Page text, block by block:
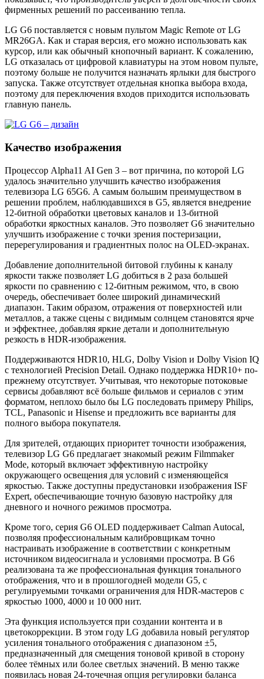
фирменных решений по рассеиванию тепла.
LG G6 поставляется с новым пультом Magic Remote от LG
MR26GA. Как и старая версия, его можно использовать как
курсор, или как обычный кнопочный вариант. К сожалению,
LG отказалась от цифровой клавиатуры на этом новом пульте,
поэтому больше не получится назначать ярлыки для быстрого
запуска. Также отсутствует отдельная кнопка выбора входа,
поэтому для переключения входов приходится использовать
главную панель.
Качество изображения
Процессор Alpha11 AI Gen 3 – вот причина, по которой LG
удалось значительно улучшить качество изображения
телевизора LG 65G6. А самым большим преимуществом в
решении проблем, наблюдавшихся в G5, является внедрение
12-битной обработки цветовых каналов и 13-битной
обработки яркостных каналов. Это позволяет G6 значительно
улучшить изображение с точки зрения постеризации,
перерегулирования и градиентных полос на OLED-экранах.
Добавление дополнительной битовой глубины к каналу
яркости также позволяет LG добиться в 2 раза большей
яркости по сравнению с 12-битным режимом, что, в свою
очередь, обеспечивает более широкий динамический
диапазон. Таким образом, отражения от поверхностей или
металлов, а также сцены с видимым солнцем становятся ярче
и эффектнее, добавляя яркие детали и дополнительную
резкость в HDR-изображения.
Поддерживаются HDR10, HLG, Dolby Vision и Dolby Vision IQ
с технологией Precision Detail. Однако поддержка HDR10+ по-
прежнему отсутствует. Учитывая, что некоторые потоковые
сервисы добавляют всё больше фильмов и сериалов с этим
форматом, неплохо было бы LG последовать примеру Philips,
TCL, Panasonic и Hisense и предложить все варианты для
полного выбора покупателя.
Для зрителей, отдающих приоритет точности изображения,
телевизор LG G6 предлагает знакомый режим Filmmaker
Mode, который включает эффективную настройку
окружающего освещения для условий с изменяющейся
яркостью. Также доступны предустановки изображения ISF
Expert, обеспечивающие точную базовую настройку для
дневного и ночного режимов просмотра.
Кроме того, серия G6 OLED поддерживает Calman Autocal,
позволяя профессиональным калибровщикам точно
настраивать изображение в соответствии с конкретным
источником видеосигнала и условиями просмотра. В G6
реализована та же профессиональная функция тонального
отображения, что и в прошлогодней модели G5, с
регулируемыми точками ограничения для HDR-мастеров с
яркостью 1000, 4000 и 10 000 нит.
Эта функция используется при создании контента и в
цветокоррекции. В этом году LG добавила новый регулятор
усиления тонального отображения с диапазоном ±5,
предназначенный для смещения тоновой кривой в сторону
более тёмных или более светлых значений. В меню также
появилась новая 24-точечная опция регулировки баланса